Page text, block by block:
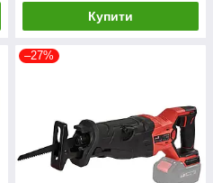
Купити
–27%